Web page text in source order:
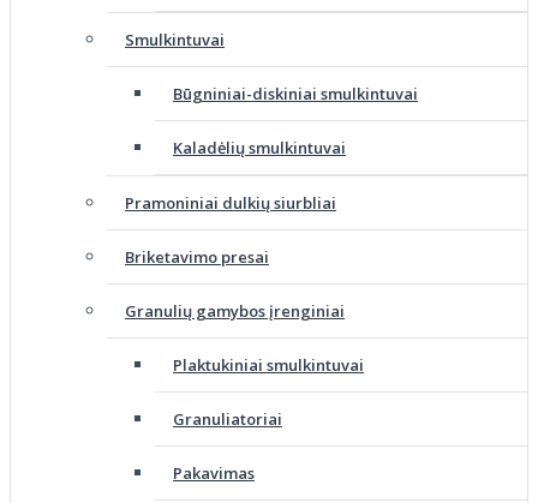
Smulkintuvai
Būgniniai-diskiniai smulkintuvai
Kaladėlių smulkintuvai
Pramoniniai dulkių siurbliai
Briketavimo presai
Granulių gamybos įrenginiai
Plaktukiniai smulkintuvai
Granuliatoriai
Pakavimas